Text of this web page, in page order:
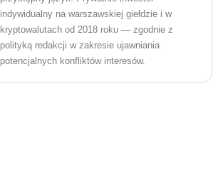
indywidualny na warszawskiej giełdzie i w
kryptowalutach od 2018 roku — zgodnie z
polityką redakcji w zakresie ujawniania
potencjalnych konfliktów interesów.